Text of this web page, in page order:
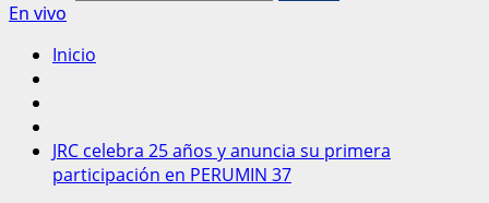
En vivo
Inicio
JRC celebra 25 años y anuncia su primera
participación en PERUMIN 37